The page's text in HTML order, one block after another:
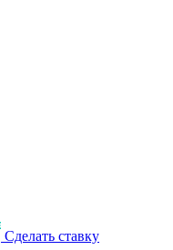
Сделать ставку